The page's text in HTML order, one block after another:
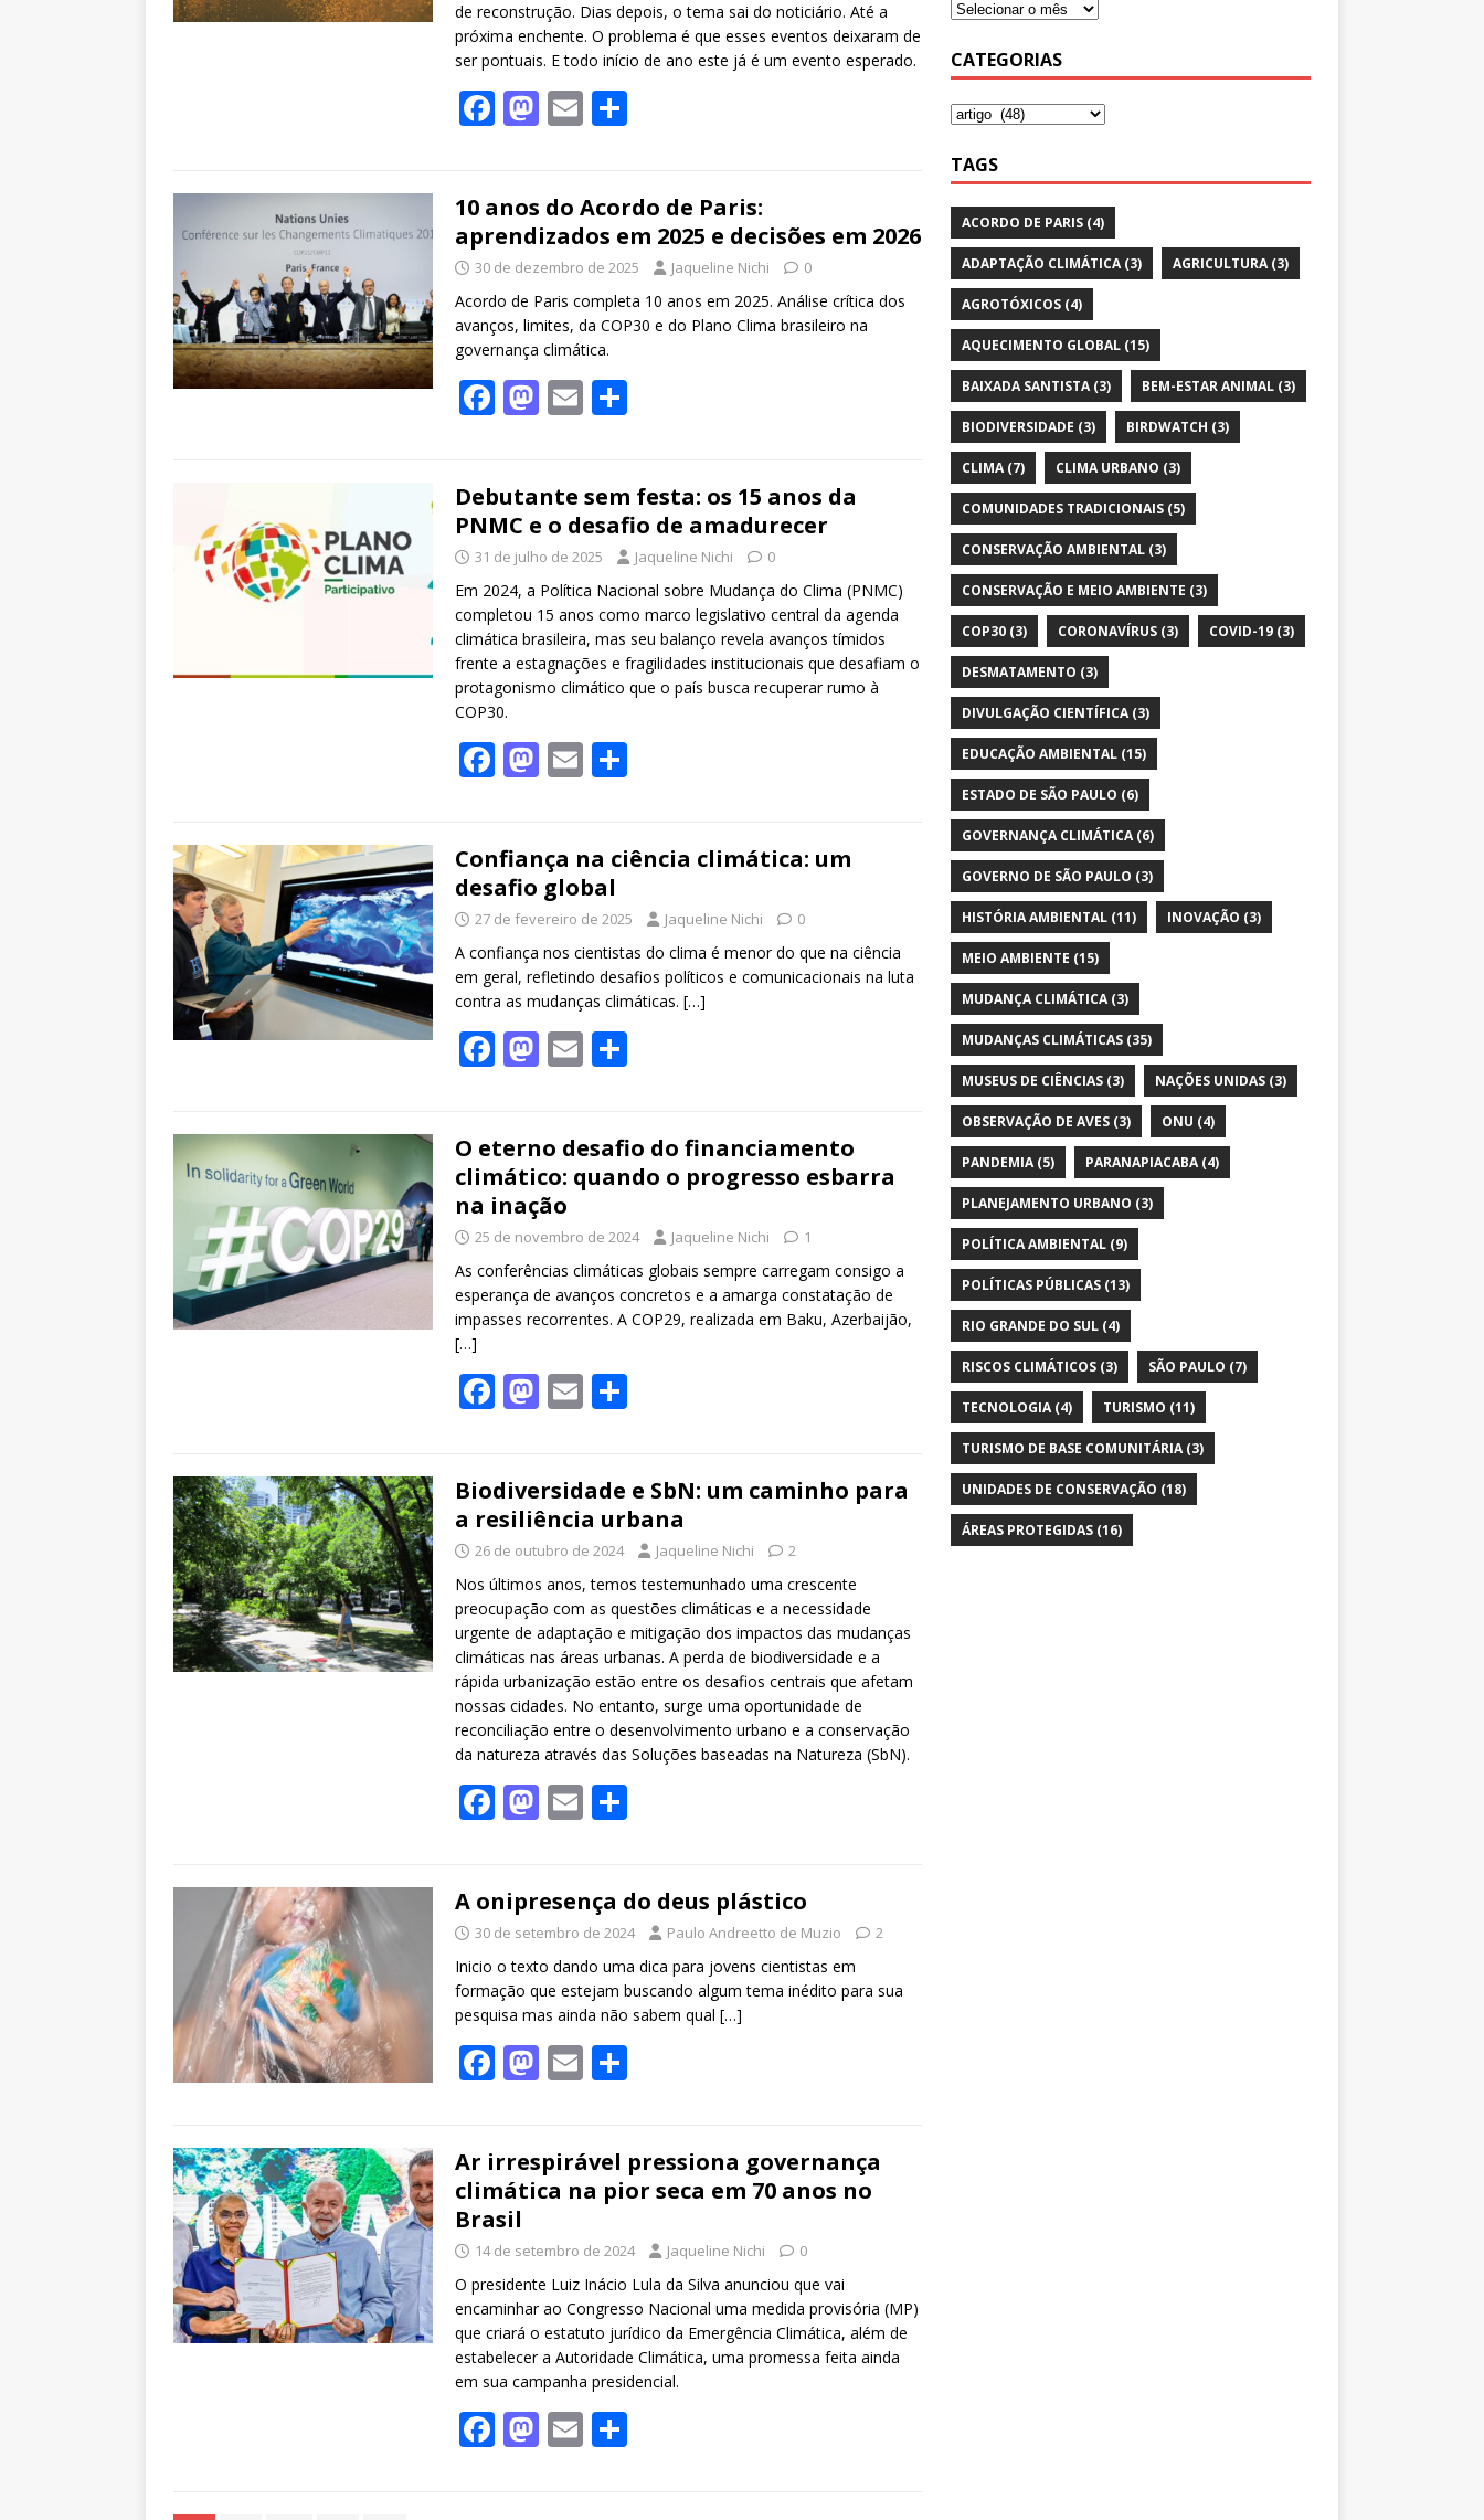
de reconstrução. Dias depois, o tema sai do noticiário. Até a
próxima enchente. O problema é que esses eventos deixaram de
ser pontuais. E todo início de ano este já é um evento esperado.
F
b
o
o
k
M
d
o
n
E
l e
10 anos do Acordo de Paris:
aprendizados em 2025 e decisões em 2026
30 de dezembro de 2025 Jaqueline Nichi 0
Acordo de Paris completa 10 anos em 2025. Análise crítica dos
avanços, limites, da COP30 e do Plano Clima brasileiro na
governança climática.
F
b
o
o
k
M
d
o
n
E
l e
Debutante sem festa: os 15 anos da
PNMC e o desafio de amadurecer
31 de julho de 2025 Jaqueline Nichi 0
Em 2024, a Política Nacional sobre Mudança do Clima (PNMC)
completou 15 anos como marco legislativo central da agenda
climática brasileira, mas seu balanço revela avanços tímidos
frente a estagnações e fragilidades institucionais que desafiam o
protagonismo climático que o país busca recuperar rumo à
COP30.
F
b
o
o
k
M
d
o
n
E
l e
Confiança na ciência climática: um
desafio global
27 de fevereiro de 2025 Jaqueline Nichi 0
A confiança nos cientistas do clima é menor do que na ciência
em geral, refletindo desafios políticos e comunicacionais na luta
contra as mudanças climáticas. […]
F
b
o
o
k
M
d
o
n
E
l e
O eterno desafio do financiamento
climático: quando o progresso esbarra
na inação
25 de novembro de 2024 Jaqueline Nichi 1
As conferências climáticas globais sempre carregam consigo a
esperança de avanços concretos e a amarga constatação de
impasses recorrentes. A COP29, realizada em Baku, Azerbaijão,
[…]
F
b
o
o
k
M
d
o
n
E
l e
Biodiversidade e SbN: um caminho para
a resiliência urbana
26 de outubro de 2024 Jaqueline Nichi 2
Nos últimos anos, temos testemunhado uma crescente
preocupação com as questões climáticas e a necessidade
urgente de adaptação e mitigação dos impactos das mudanças
climáticas nas áreas urbanas. A perda de biodiversidade e a
rápida urbanização estão entre os desafios centrais que afetam
nossas cidades. No entanto, surge uma oportunidade de
reconciliação entre o desenvolvimento urbano e a conservação
da natureza através das Soluções baseadas na Natureza (SbN).
F
b
o
o
k
M
d
o
n
E
l e
A onipresença do deus plástico
30 de setembro de 2024 Paulo Andreetto de Muzio 2
Inicio o texto dando uma dica para jovens cientistas em
formação que estejam buscando algum tema inédito para sua
pesquisa mas ainda não sabem qual […]
F
b
o
o
k
M
d
o
n
E
l e
Ar irrespirável pressiona governança
climática na pior seca em 70 anos no
Brasil
14 de setembro de 2024 Jaqueline Nichi 0
O presidente Luiz Inácio Lula da Silva anunciou que vai
encaminhar ao Congresso Nacional uma medida provisória (MP)
que criará o estatuto jurídico da Emergência Climática, além de
estabelecer a Autoridade Climática, uma promessa feita ainda
em sua campanha presidencial.
F M E
CATEGORIAS
TAGS
ACORDO DE PARIS(4)
ADAPTAÇÃO CLIMÁTICA(3) AGRICULTURA(3)
AGROTÓXICOS(4)
AQUECIMENTO GLOBAL(15)
BAIXADA SANTISTA(3) BEM-ESTAR ANIMAL(3)
BIODIVERSIDADE (3) BIRDWATCH (3)
CLIMA(7) CLIMA URBANO (3)
COMUNIDADES TRADICIONAIS(5)
CONSERVAÇÃO AMBIENTAL(3)
CONSERVAÇÃO E MEIO AMBIENTE (3)
COP30(3) CORONAVÍRUS(3) COVID-19(3)
DESMATAMENTO (3)
DIVULGAÇÃO CIENTÍFICA(3)
EDUCAÇÃO AMBIENTAL(15)
ESTADO DE SÃO PAULO (6)
GOVERNANÇA CLIMÁTICA(6)
GOVERNO DE SÃO PAULO (3)
HISTÓRIA AMBIENTAL(11) INOVAÇÃO (3)
MEIO AMBIENTE (15)
MUDANÇA CLIMÁTICA(3)
MUDANÇAS CLIMÁTICAS(35)
MUSEUS DE CIÊNCIAS(3) NAÇÕES UNIDAS(3)
OBSERVAÇÃO DE AVES(3) ONU (4)
PANDEMIA(5) PARANAPIACABA(4)
PLANEJAMENTO URBANO (3)
POLÍTICA AMBIENTAL(9)
POLÍTICAS PÚBLICAS(13)
RIO GRANDE DO SUL(4)
RISCOS CLIMÁTICOS(3) SÃO PAULO (7)
TECNOLOGIA(4) TURISMO (11)
TURISMO DE BASE COMUNITÁRIA(3)
UNIDADES DE CONSERVAÇÃO (18)
ÁREAS PROTEGIDAS(16)